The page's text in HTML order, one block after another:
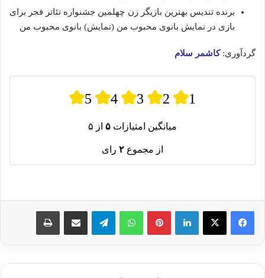
برنده تندیس بهترین بازیگر زن چهلمین جشنواره تئاتر فجر برای
بازی در نمایش بانوی محبوب من (نمایش) بانوی محبوب من
گردآوری:کاشمر سلام
5 4 3 2 1
میانگین امتیازات ۵ از ۵
از مجموع ۲ رای
لینکدین پینترستواتس آپ تلگرام اشتراک گذاری از طریق ایمیل چاپ